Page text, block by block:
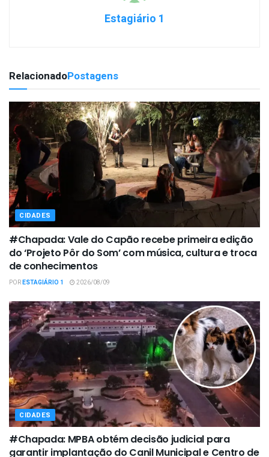
Estagiário 1
RelacionadoPostagens
CIDADES
#Chapada: Vale do Capão recebe primeira edição
do ‘Projeto Pôr do Som’ com música, cultura e troca
de conhecimentos
PORESTAGIÁRIO 1 2026/08/09
CIDADES
#Chapada: MPBA obtém decisão judicial para
garantir implantação do Canil Municipal e Centro de